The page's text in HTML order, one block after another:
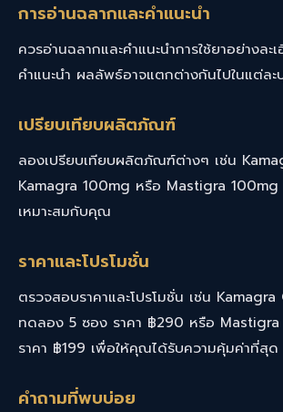
การอ่านฉลากและคำแนะนำ
ควรอ่านฉลากและคำแนะนำการใช้ยาอย่างละ
คำแนะนำ ผลลัพธ์อาจแตกต่างกันไปในแต่ล
เปรียบเทียบผลิตภัณฑ์
ลองเปรียบเทียบผลิตภัณฑ์ต่างๆ เช่น
Kamagra 100mg หรือ Mastigra 100mg
เหมาะสมกับคุณ
ราคาและโปรโมชั่น
ตรวจสอบราคาและโปรโมชั่น เช่น
ทดลอง 5 ซอง ราคา ฿290 หรือ
ราคา ฿199 เพื่อให้คุณได้รับความคุ้มค่าที่สุด
คำถามที่พบบ่อย